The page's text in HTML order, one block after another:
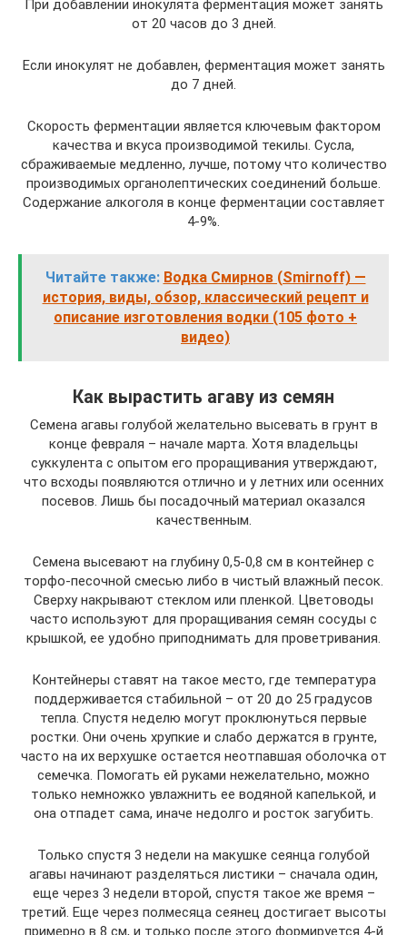
При добавлении инокулята ферментация может занять
от 20 часов до 3 дней.
Если инокулят не добавлен, ферментация может занять
до 7 дней.
Скорость ферментации является ключевым фактором
качества и вкуса производимой текилы. Сусла,
сбраживаемые медленно, лучше, потому что количество
производимых органолептических соединений больше.
Содержание алкоголя в конце ферментации составляет
4-9%.
Читайте также: Водка Смирнов (Smirnoff) —
история, виды, обзор, классический рецепт и
описание изготовления водки (105 фото +
видео)
Как вырастить агаву из семян
Семена агавы голубой желательно высевать в грунт в
конце февраля – начале марта. Хотя владельцы
суккулента с опытом его проращивания утверждают,
что всходы появляются отлично и у летних или осенних
посевов. Лишь бы посадочный материал оказался
качественным.
Семена высевают на глубину 0,5-0,8 см в контейнер с
торфо-песочной смесью либо в чистый влажный песок.
Сверху накрывают стеклом или пленкой. Цветоводы
часто используют для проращивания семян сосуды с
крышкой, ее удобно приподнимать для проветривания.
Контейнеры ставят на такое место, где температура
поддерживается стабильной – от 20 до 25 градусов
тепла. Спустя неделю могут проклюнуться первые
ростки. Они очень хрупкие и слабо держатся в грунте,
часто на их верхушке остается неотпавшая оболочка от
семечка. Помогать ей руками нежелательно, можно
только немножко увлажнить ее водяной капелькой, и
она отпадет сама, иначе недолго и росток загубить.
Только спустя 3 недели на макушке сеянца голубой
агавы начинают разделяться листики – сначала один,
еще через 3 недели второй, спустя такое же время –
третий. Еще через полмесяца сеянец достигает высоты
примерно в 8 см, и только после этого формируется 4-й